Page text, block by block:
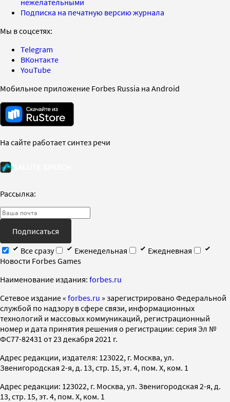
Подписка на печатную версию журнала
Мы в соцсетях:
Telegram
ВКонтакте
YouTube
Мобильное приложение Forbes Russia на Android
На сайте работает синтез речи
Рассылка:
Подписаться
Все сразу
Еженедельная
Ежедневная
Новости Forbes Games
Наименование издания: forbes.ru
Cетевое издание « forbes.ru » зарегистрировано Федеральной
службой по надзору в сфере связи, информационных
технологий и массовых коммуникаций, регистрационный
номер и дата принятия решения о регистрации: серия Эл №
ФС77-82431 от 23 декабря 2021 г.
Адрес редакции, издателя: 123022, г. Москва, ул.
Звенигородская 2-я, д. 13, стр. 15, эт. 4, пом. X, ком. 1
Адрес редакции: 123022, г. Москва, ул. Звенигородская 2-я, д.
13, стр. 15, эт. 4, пом. X, ком. 1